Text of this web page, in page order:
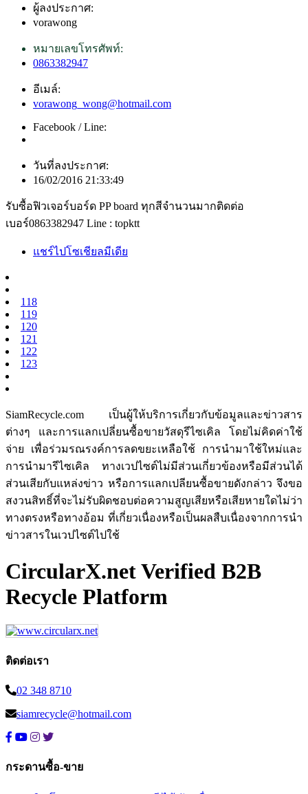
ผู้ลงประกาศ:
vorawong
หมายเลขโทรศัพท์:
0863382947
อีเมล์:
vorawong_wong@hotmail.com
Facebook / Line:
วันที่ลงประกาศ:
16/02/2016 21:33:49
รับซื้อฟิวเจอร์บอร์ด PP board ทุกสีจำนวนมากติดต่อ
เบอร์0863382947 Line : topktt
แชร์ไปโซเชียลมีเดีย
118
119
120
121
122
123
SiamRecycle.com เป็นผู้ให้บริการเกี่ยวกับข้อมูลและข่าวสาร
ต่างๆ และการแลกเปลี่ยนซื้อขายวัสดุรีไซเคิล โดยไม่คิดค่าใช้
จ่าย เพื่อร่วมรณรงค์การลดขยะเหลือใช้ การนำมาใช้ใหม่และ
การนำมารีไซเคิล ทางเวปไซต์ไม่มีส่วนเกี่ยวข้องหรือมีส่วนได้
ส่วนเสียกับแหล่งข่าว หรือการแลกเปลียนซื้อขายดังกล่าว จึงขอ
สงวนสิทธิ์ที่จะไม่รับผิดชอบต่อความสูญเสียหรือเสียหายใดไม่ว่า
ทางตรงหรือทางอ้อม ที่เกี่ยวเนื่องหรือเป็นผลสืบเนื่องจากการนำ
ข่าวสารในเวปไซต์ไปใช้
CircularX.net Verified B2B
Recycle Platform
ติดต่อเรา
02 348 8710
siamrecycle@hotmail.com
กระดานซื้อ-ขาย